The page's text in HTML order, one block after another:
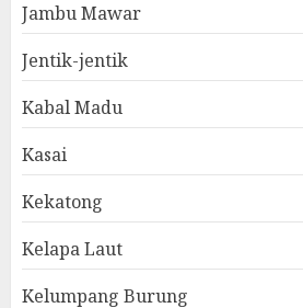
Jambu Mawar
Jentik-jentik
Kabal Madu
Kasai
Kekatong
Kelapa Laut
Kelumpang Burung